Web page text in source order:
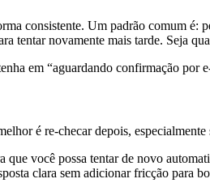
consistente. Um padrão comum é:
novamente mais tarde. Seja
em “aguardando confirmação por
é re-checar depois,
você possa tentar de novo
clara sem adicionar fricção para